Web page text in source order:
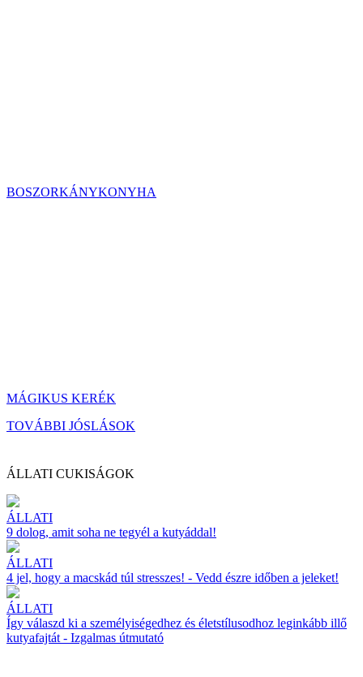
BOSZORKÁNYKONYHA
MÁGIKUS KERÉK
TOVÁBBI JÓSLÁSOK
ÁLLATI CUKISÁGOK
ÁLLATI
9 dolog, amit soha ne tegyél a kutyáddal!
ÁLLATI
4 jel, hogy a macskád túl stresszes! - Vedd észre időben a jeleket!
ÁLLATI
Így válaszd ki a személyiségedhez és életstílusodhoz leginkább illő
kutyafajtát - Izgalmas útmutató